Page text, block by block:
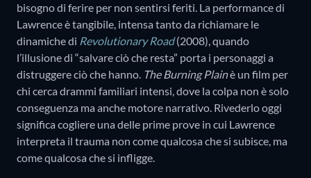
bisogno di ferire per non sentirsi feriti. La performance di
Lawrence è tangibile, intensa tanto da richiamare le
dinamiche di Revolutionary Road (2008), quando
l’illusione di “salvare ciò che resta” porta i personaggi a
distruggere ciò che hanno. The Burning Plainè un film per
chi cerca drammi familiari intensi, dove la colpa non è solo
conseguenza ma anche motore narrativo. Rivederlo oggi
significa cogliere una delle prime prove in cui Lawrence
interpreta il trauma non come qualcosa che si subisce, ma
come qualcosa che si infligge.